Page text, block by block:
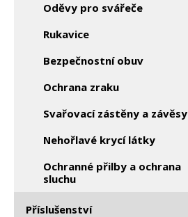
Oděvy pro svářeče
Rukavice
Bezpečnostní obuv
Ochrana zraku
Svařovací zástěny a závěsy
Nehořlavé krycí látky
Ochranné přilby a ochrana
sluchu
Příslušenství